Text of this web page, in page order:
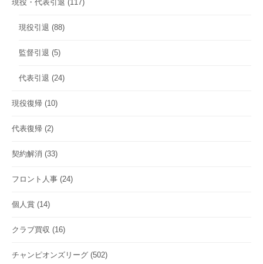
現役・代表引退 (117)
現役引退 (88)
監督引退 (5)
代表引退 (24)
現役復帰 (10)
代表復帰 (2)
契約解消 (33)
フロント人事 (24)
個人賞 (14)
クラブ買収 (16)
チャンピオンズリーグ (502)